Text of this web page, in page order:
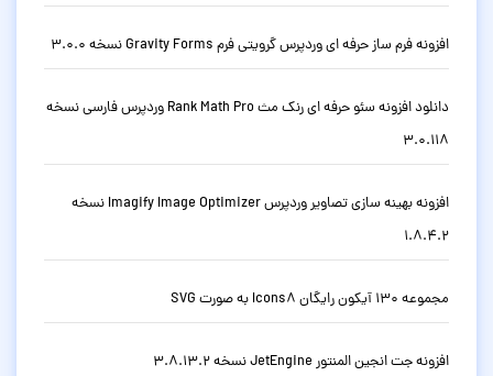
افزونه فرم ساز حرفه ای وردپرس گرویتی فرم Gravity Forms نسخه 3.0.0
دانلود افزونه سئو حرفه ای رنک مث Rank Math Pro وردپرس فارسی نسخه
3.0.118
افزونه بهینه سازی تصاویر وردپرس Imagify Image Optimizer نسخه
1.8.4.2
مجموعه 130 آیکون رایگان Icons8 به صورت SVG
افزونه جت انجین المنتور JetEngine نسخه 3.8.13.2